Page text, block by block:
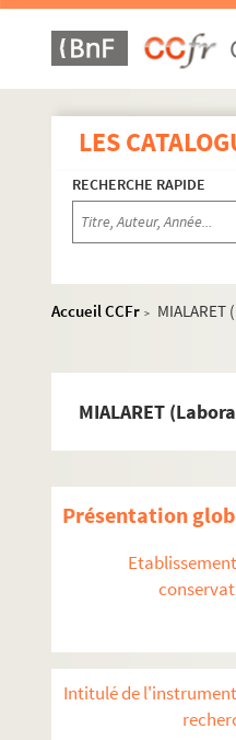
LES
RECHERCHE RAPIDE
Accueil CCFr >
MIALARET
Présentation
Intitulé de
Fonds Paul Faucher
Fonds Ludmila
1 J 175 - 1 J 307.